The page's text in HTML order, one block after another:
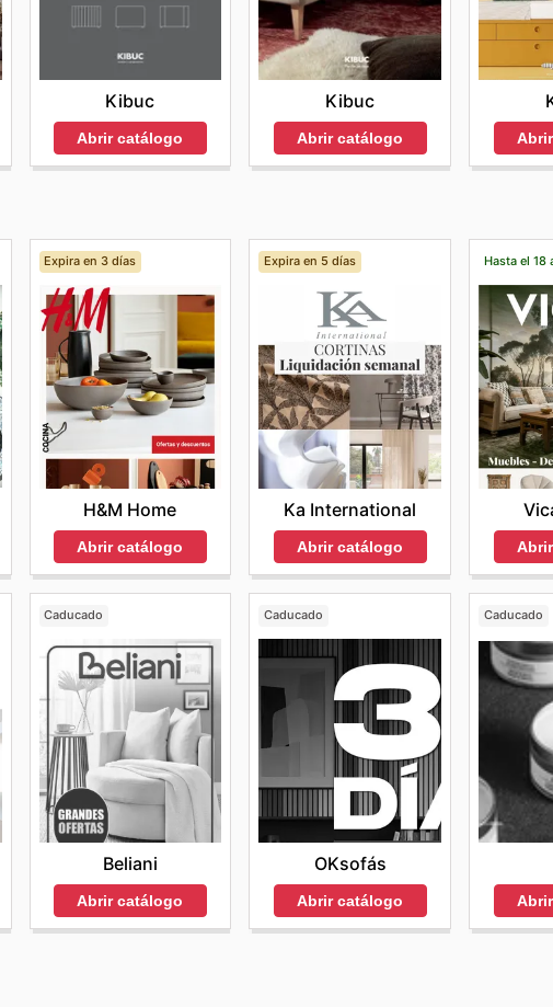
Kibuc
Abrir catálogo
Kibuc
Abrir catálogo
Expira en 3 días
H&M Home
Abrir catálogo
Expira en 5 días
Ka International
Abrir catálogo
Hasta el 18
Caducado
Beliani
Abrir catálogo
Caducado
OKsofás
Abrir catálogo
Caducado